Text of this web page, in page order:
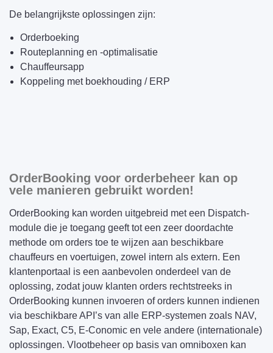
De belangrijkste oplossingen zijn:
Orderboeking
Routeplanning en -optimalisatie
Chauffeursapp
Koppeling met boekhouding / ERP
OrderBooking voor orderbeheer kan op
vele manieren gebruikt worden!
OrderBooking kan worden uitgebreid met een Dispatch-
module die je toegang geeft tot een zeer doordachte
methode om orders toe te wijzen aan beschikbare
chauffeurs en voertuigen, zowel intern als extern. Een
klantenportaal is een aanbevolen onderdeel van de
oplossing, zodat jouw klanten orders rechtstreeks in
OrderBooking kunnen invoeren of orders kunnen indienen
via beschikbare API’s van alle ERP-systemen zoals NAV,
Sap, Exact, C5, E-Conomic en vele andere (internationale)
oplossingen. Vlootbeheer op basis van omniboxen kan